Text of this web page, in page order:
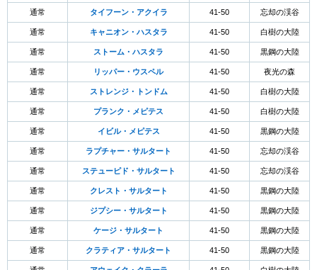
通常 タイフーン・アクイラ 41-50 忘却の渓谷
通常 キャニオン・ハスタラ 41-50 白樹の大陸
通常 ストーム・ハスタラ 41-50 黒鋼の大陸
通常 リッパー・ウスペル 41-50 夜光の森
通常 ストレンジ・トンドム 41-50 白樹の大陸
通常 プランク・メピテス 41-50 白樹の大陸
通常 イビル・メピテス 41-50 黒鋼の大陸
通常 ラプチャー・サルタート 41-50 忘却の渓谷
通常 ステューピド・サルタート 41-50 忘却の渓谷
通常 クレスト・サルタート 41-50 黒鋼の大陸
通常 ジプシー・サルタート 41-50 黒鋼の大陸
通常 ケージ・サルタート 41-50 黒鋼の大陸
通常 クラティア・サルタート 41-50 黒鋼の大陸